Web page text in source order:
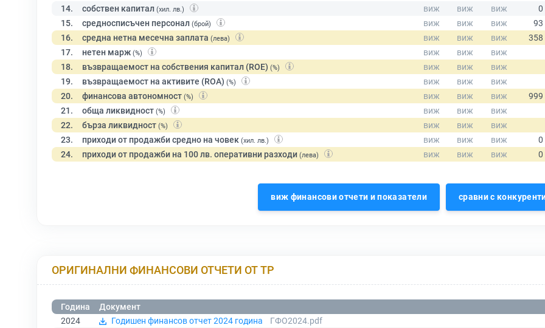
14. собствен капитал (хил. лв.)
15. средносписъчен персонал (брой)
16. средна нетна месечна заплата (лева)
17. нетен марж (%)
18. възвращаемост на собствения капитал (ROE) (%)
19. възвращаемост на активите (ROA) (%)
20. финансова автономност (%)
21. обща ликвидност (%)
22. бърза ликвидност (%)
23. приходи от продажби средно на човек (хил. лв.)
24. приходи от продажби на 100 лв. оперативни разходи (лева)
виж финансови отчети и показатели сравни с
ОРИГИНАЛНИ ФИНАНСОВИ ОТЧЕТИ ОТ ТР
Година
Документ
2024
Годишен финансов отчет 2024 година
ГФО2024.pdf